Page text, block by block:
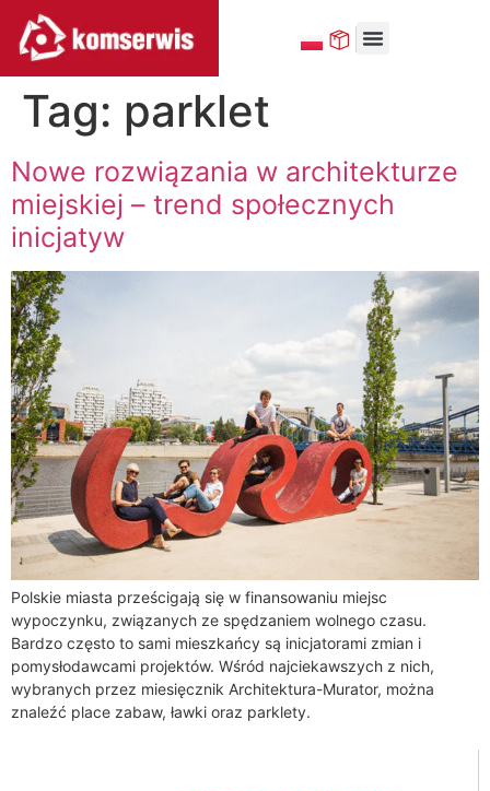
Tag: parklet
Nowe rozwiązania w architekturze
miejskiej – trend społecznych
inicjatyw
Polskie miasta prześcigają się w finansowaniu miejsc
wypoczynku, związanych ze spędzaniem wolnego czasu.
Bardzo często to sami mieszkańcy są inicjatorami zmian i
pomysłodawcami projektów. Wśród najciekawszych z nich,
wybranych przez miesięcznik Architektura-Murator, można
znaleźć place zabaw, ławki oraz parklety.